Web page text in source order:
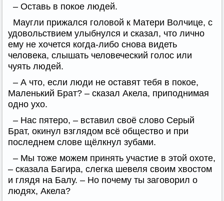
– Оставь в покое людей.
Маугли прижался головой к Матери Волчице, с
удовольствием улыбнулся и сказал, что лично
ему не хочется когда-либо снова видеть
человека, слышать человеческий голос или
чуять людей.
– А что, если люди не оставят тебя в покое,
Маленький Брат? – сказал Акела, приподнимая
одно ухо.
– Нас пятеро, – вставил своё слово Серый
Брат, окинул взглядом всё общество и при
последнем слове щёлкнул зубами.
– Мы тоже можем принять участие в этой охоте,
– сказала Багира, слегка шевеля своим хвостом
и глядя на Балу. – Но почему ты заговорил о
людях, Акела?